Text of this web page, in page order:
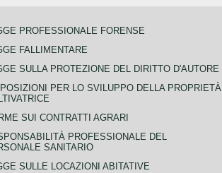
PROFESSIONALE FORENSE
FALLIMENTARE
SULLA PROTEZIONE DEL DIRITTO D'AUTORE
PER LO SVILUPPO DELLA PROPRIETÀ
SUI CONTRATTI AGRARI
PROFESSIONALE DEL
SANITARIO
SULLE LOCAZIONI ABITATIVE